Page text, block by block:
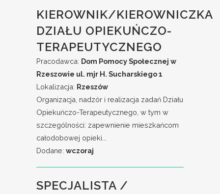
KIEROWNIK/KIEROWNICZKA
DZIAŁU OPIEKUŃCZO-
TERAPEUTYCZNEGO
Pracodawca: Dom Pomocy Społecznej w
Rzeszowie ul. mjr H. Sucharskiego 1
Lokalizacja: Rzeszów
Organizacja, nadzór i realizacja zadań Działu
Opiekuńczo-Terapeutycznego, w tym w
szczególności: zapewnienie mieszkańcom
całodobowej opieki...
Dodane: wczoraj
SPECJALISTA /